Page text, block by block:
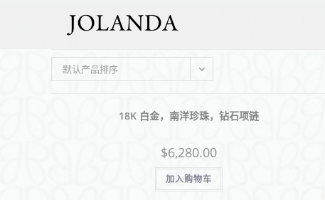
默认产品排序
18K 白金，南洋珍珠，钻石项链
$6,280.00
加入购物车